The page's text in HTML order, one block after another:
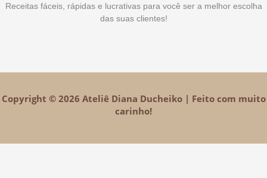
Receitas fáceis, rápidas e lucrativas para você ser a melhor escolha
das suas clientes!
Copyright © 2026 Ateliê Diana Ducheiko | Feito com muito
carinho!